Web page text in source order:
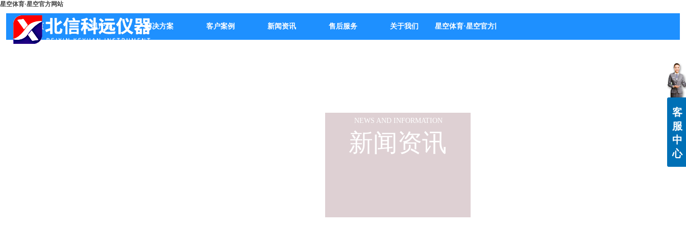
星空体育·星空官方网站
首页 公司产品 解决方案 客户案例 新闻资讯 售后服务 关于我们 星空体育·星空官方网站-星空体育（中国）
新闻资讯
NEWS AND INFORMATION
客
服
中
心